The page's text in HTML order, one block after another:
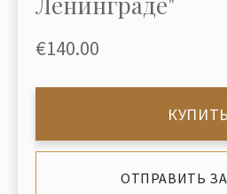
€140.00
КУПИТЬ
ОТПРАВИТЬ